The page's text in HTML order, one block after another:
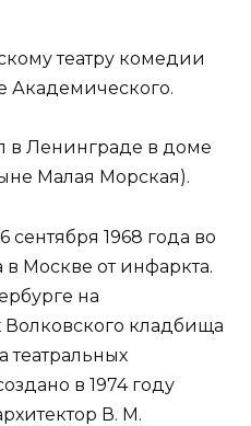
театру комедии
Академического.
в Ленинграде в доме
Малая Морская).
1968 года во
в Москве от инфаркта.
на
Волковского кладбища
театральных
в 1974 году
В. М.